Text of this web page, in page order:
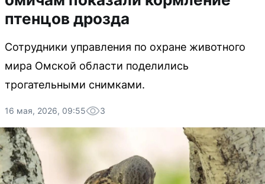
птенцов дрозда
Сотрудники управления по охране животного
мира Омской области поделились
трогательными снимками.
16 мая, 2026, 09:55 3